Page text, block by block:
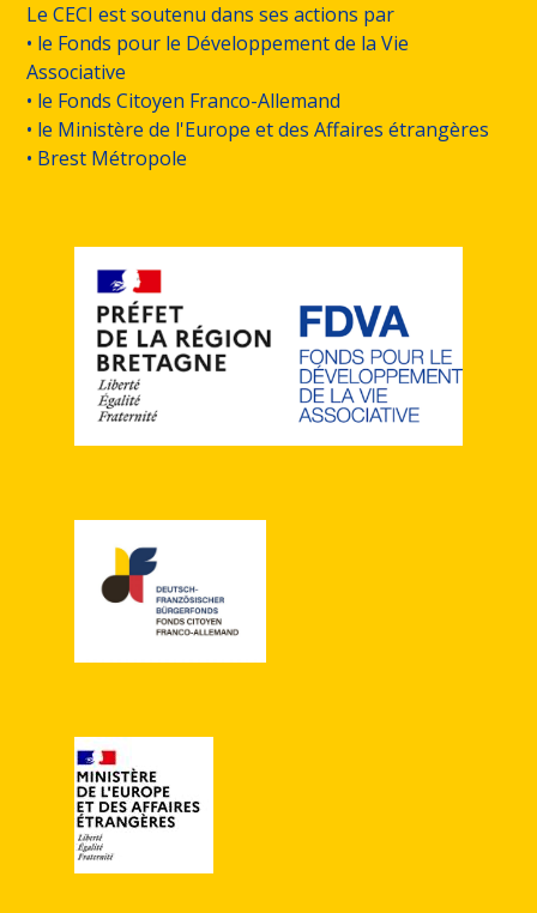
Le CECI est soutenu dans ses actions par
• le Fonds pour le Développement de la Vie
Associative
• le Fonds Citoyen Franco-Allemand
• le Ministère de l'Europe et des Affaires étrangères
• Brest Métropole